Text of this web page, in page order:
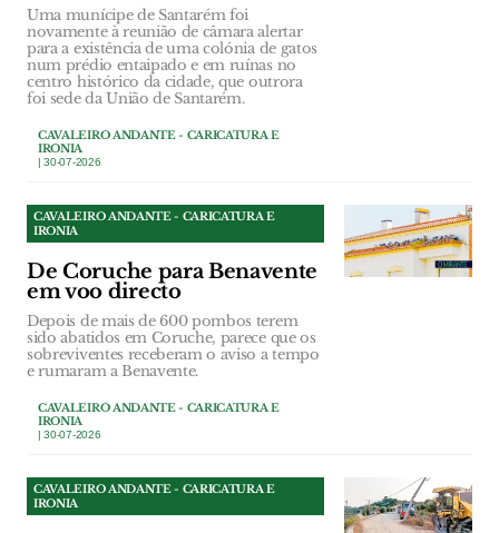
Uma munícipe de Santarém foi
novamente à reunião de câmara alertar
para a existência de uma colónia de gatos
num prédio entaipado e em ruínas no
centro histórico da cidade, que outrora
foi sede da União de Santarém.
CAVALEIRO ANDANTE - CARICATURA E
IRONIA
| 30-07-2026
CAVALEIRO ANDANTE - CARICATURA E
IRONIA
De Coruche para Benavente
em voo directo
Depois de mais de 600 pombos terem
sido abatidos em Coruche, parece que os
sobreviventes receberam o aviso a tempo
e rumaram a Benavente.
CAVALEIRO ANDANTE - CARICATURA E
IRONIA
| 30-07-2026
CAVALEIRO ANDANTE - CARICATURA E
IRONIA